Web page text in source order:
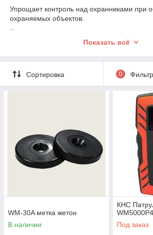
Упрощает контроль над охранниками при
охраняемых объектов.
Помогает выявлять нарушения несения
Предотвращает хищения на вверяемом
Показать всё
Сортировка 0
WM-30A метка жетон
В наличии
КНС
Под заказ